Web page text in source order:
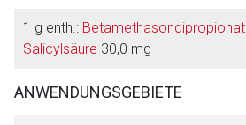
1 g enth.: Betamethasondipropionat
Salicylsäure 30,0 mg
ANWENDUNGSGEBIETE